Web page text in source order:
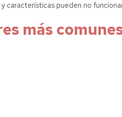
características pueden no
más